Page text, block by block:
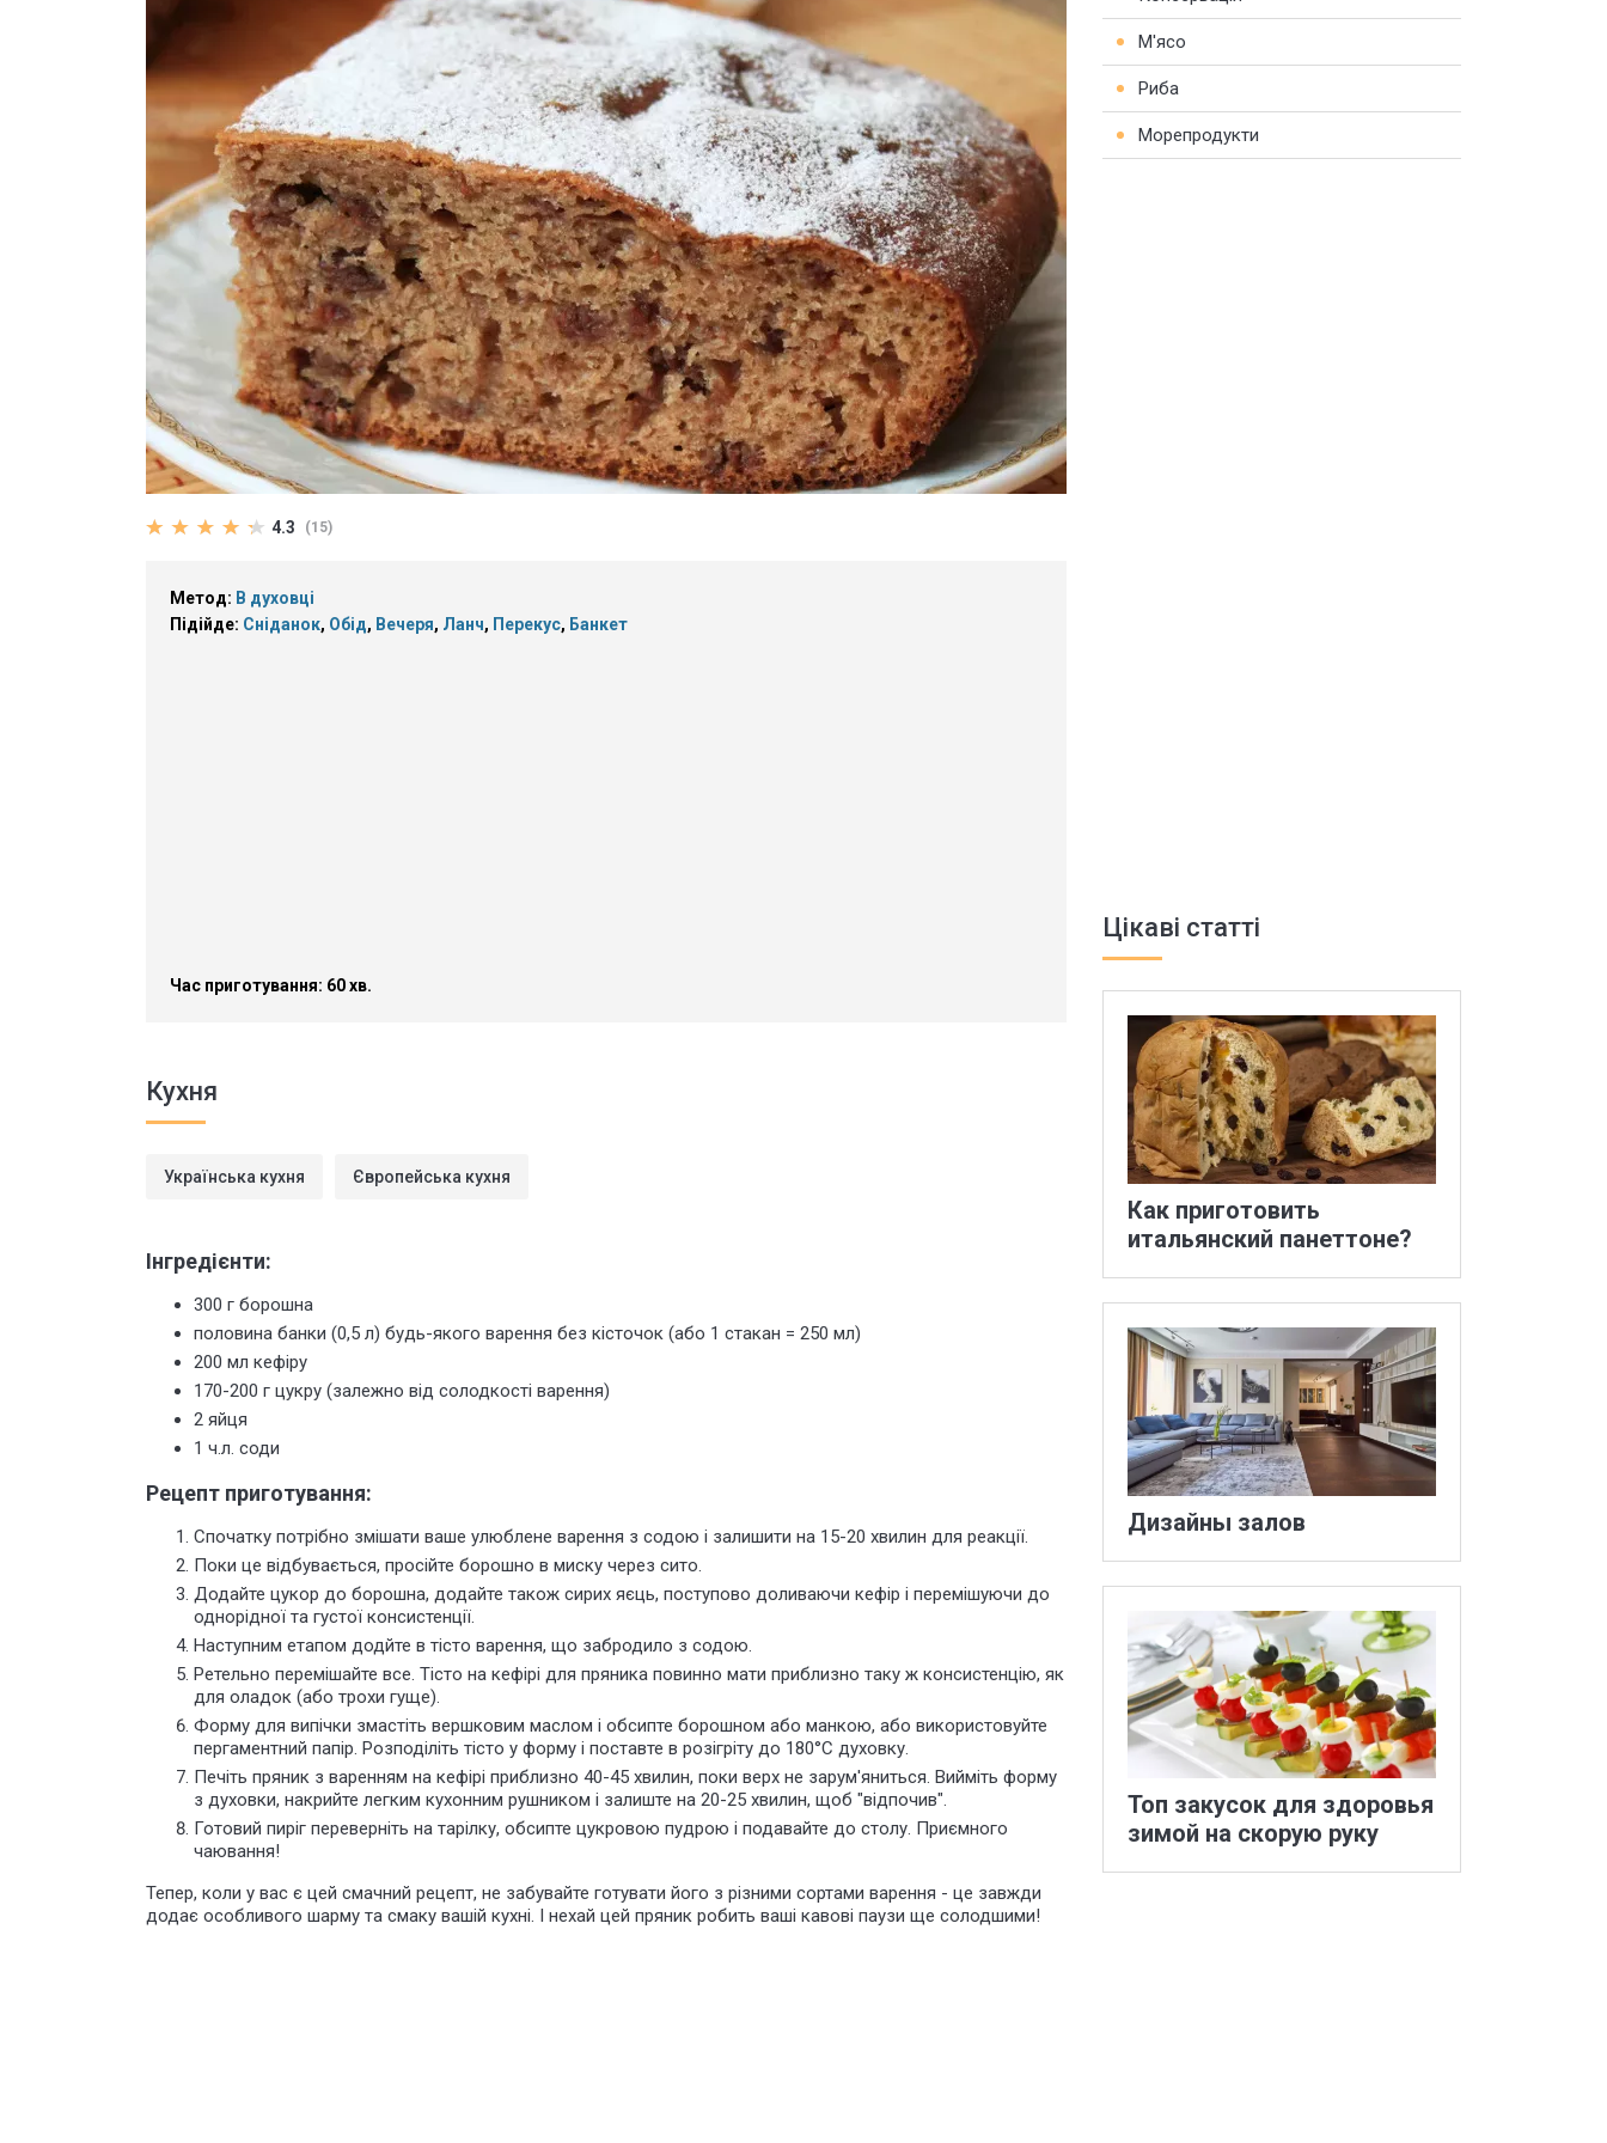
4.3 (15)
Метод: В духовці
Підійде: Сніданок, Обід, Вечеря, Ланч, Перекус, Банкет
Час приготування: 60 хв.
Кухня
Українська кухня Європейська кухня
Інгредієнти:
300 г борошна
половина банки (0,5 л) будь-якого варення без кісточок (або 1 стакан = 250 мл)
200 мл кефіру
170-200 г цукру (залежно від солодкості варення)
2 яйця
1 ч.л. соди
Рецепт приготування:
Спочатку потрібно змішати ваше улюблене варення з содою і залишити на 15-20 хвилин для реакції.
Поки це відбувається, просійте борошно в миску через сито.
Додайте цукор до борошна, додайте також сирих яєць, поступово доливаючи кефір і перемішуючи до
однорідної та густої консистенції.
Наступним етапом додйте в тісто варення, що забродило з содою.
Ретельно перемішайте все. Тісто на кефірі для пряника повинно мати приблизно таку ж консистенцію, як
для оладок (або трохи гуще).
Форму для випічки змастіть вершковим маслом і обсипте борошном або манкою, або використовуйте
пергаментний папір. Розподіліть тісто у форму і поставте в розігріту до 180°C духовку.
Печіть пряник з варенням на кефірі приблизно 40-45 хвилин, поки верх не зарум'яниться. Вийміть форму
з духовки, накрийте легким кухонним рушником і залиште на 20-25 хвилин, щоб "відпочив".
Готовий пиріг переверніть на тарілку, обсипте цукровою пудрою і подавайте до столу. Приємного
чаювання!
Тепер, коли у вас є цей смачний рецепт, не забувайте готувати його з різними сортами варення - це завжди
додає особливого шарму та смаку вашій кухні. І нехай цей пряник робить ваші кавові паузи ще солодшими!
М'ясо
Риба
Морепродукти
Цікаві статті
Как приготовить
итальянский панеттоне?
Дизайны залов
Топ закусок для здоровья
зимой на скорую руку